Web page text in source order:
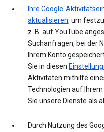
Ihre Google-
aktualisieren, um
z. B. auf YouTube
Suchanfragen, bei der
Ihrem Konto
Sie in diesen
Aktivitäten mithilfe
Technologien auf
Sie unsere Dienste als
Durch Nutzung des